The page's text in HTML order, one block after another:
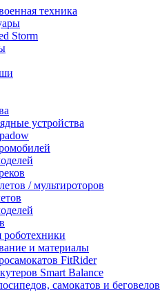
техника
Storm
устройства
/ мультироторов
роботехники
и материалы
FitRider
Smart Balance
самокатов и беговелов